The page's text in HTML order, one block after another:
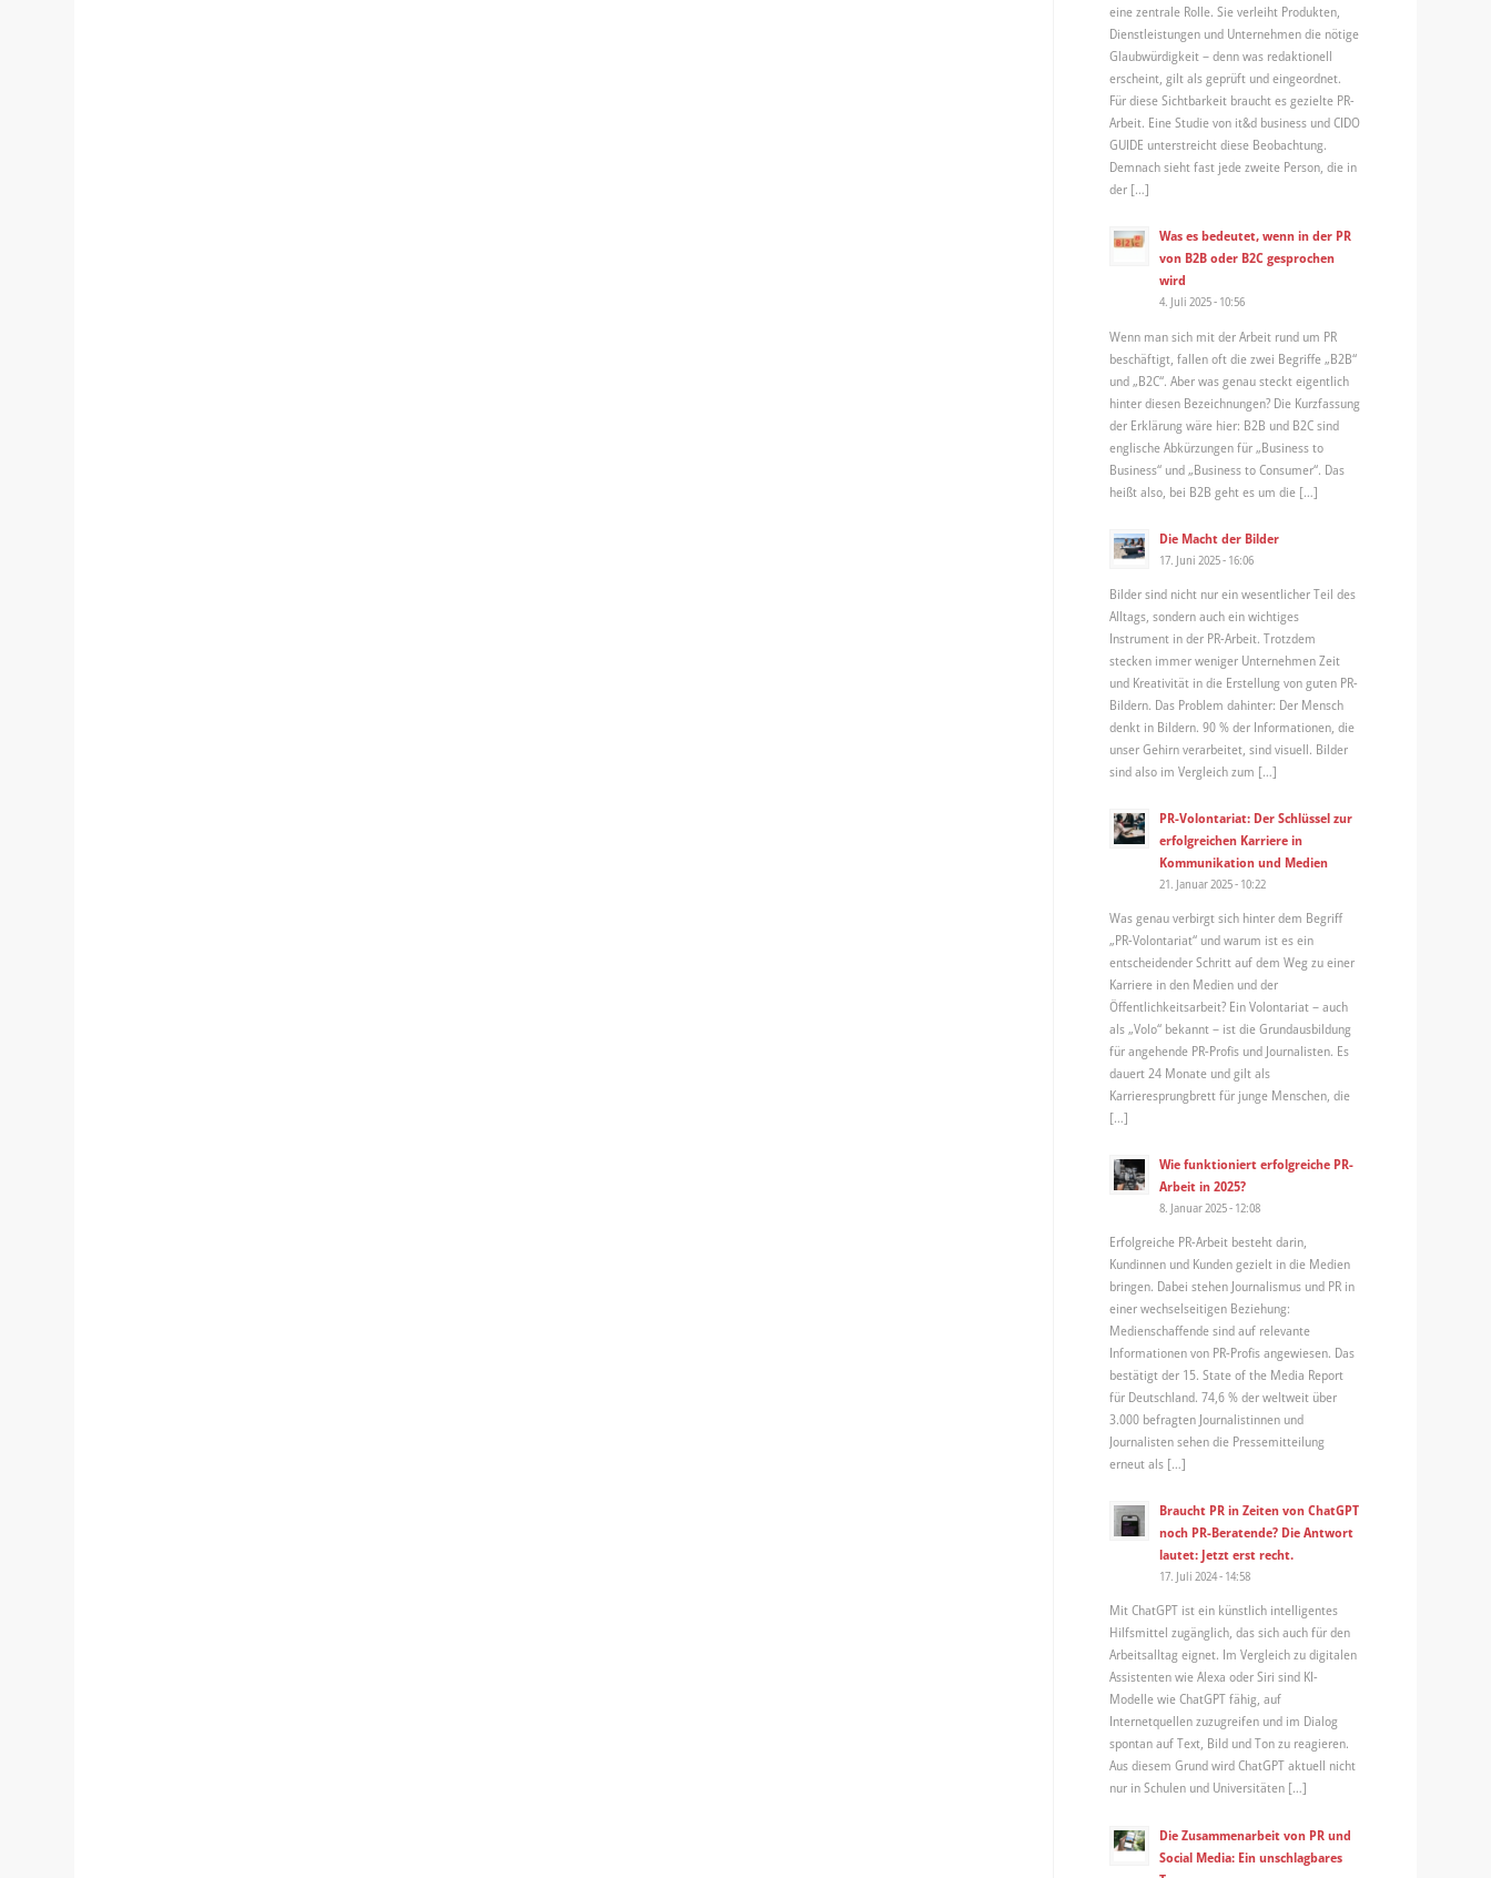
eine zentrale Rolle. Sie verleiht Produkten,
Dienstleistungen und Unternehmen die nötige
Glaubwürdigkeit – denn was redaktionell
erscheint, gilt als geprüft und eingeordnet.
Für diese Sichtbarkeit braucht es gezielte PR-
Arbeit. Eine Studie von it&d business und CIDO
GUIDE unterstreicht diese Beobachtung.
Demnach sieht fast jede zweite Person, die in
der […]
Was es bedeutet, wenn in der PR
von B2B oder B2C gesprochen
wird
4. Juli 2025 - 10:56
Wenn man sich mit der Arbeit rund um PR
beschäftigt, fallen oft die zwei Begriffe „B2B“
und „B2C“. Aber was genau steckt eigentlich
hinter diesen Bezeichnungen? Die Kurzfassung
der Erklärung wäre hier: B2B und B2C sind
englische Abkürzungen für „Business to
Business“ und „Business to Consumer“. Das
heißt also, bei B2B geht es um die […]
Die Macht der Bilder
17. Juni 2025 - 16:06
Bilder sind nicht nur ein wesentlicher Teil des
Alltags, sondern auch ein wichtiges
Instrument in der PR-Arbeit. Trotzdem
stecken immer weniger Unternehmen Zeit
und Kreativität in die Erstellung von guten PR-
Bildern. Das Problem dahinter: Der Mensch
denkt in Bildern. 90 % der Informationen, die
unser Gehirn verarbeitet, sind visuell. Bilder
sind also im Vergleich zum […]
PR-Volontariat: Der Schlüssel zur
erfolgreichen Karriere in
Kommunikation und Medien
21. Januar 2025 - 10:22
Was genau verbirgt sich hinter dem Begriff
„PR-Volontariat“ und warum ist es ein
entscheidender Schritt auf dem Weg zu einer
Karriere in den Medien und der
Öffentlichkeitsarbeit? Ein Volontariat – auch
als „Volo“ bekannt – ist die Grundausbildung
für angehende PR-Profis und Journalisten. Es
dauert 24 Monate und gilt als
Karrieresprungbrett für junge Menschen, die
[…]
Wie funktioniert erfolgreiche PR-
Arbeit in 2025?
8. Januar 2025 - 12:08
Erfolgreiche PR-Arbeit besteht darin,
Kundinnen und Kunden gezielt in die Medien
bringen. Dabei stehen Journalismus und PR in
einer wechselseitigen Beziehung:
Medienschaffende sind auf relevante
Informationen von PR-Profis angewiesen. Das
bestätigt der 15. State of the Media Report
für Deutschland. 74,6 % der weltweit über
3.000 befragten Journalistinnen und
Journalisten sehen die Pressemitteilung
erneut als […]
Braucht PR in Zeiten von ChatGPT
noch PR-Beratende? Die Antwort
lautet: Jetzt erst recht.
17. Juli 2024 - 14:58
Mit ChatGPT ist ein künstlich intelligentes
Hilfsmittel zugänglich, das sich auch für den
Arbeitsalltag eignet. Im Vergleich zu digitalen
Assistenten wie Alexa oder Siri sind KI-
Modelle wie ChatGPT fähig, auf
Internetquellen zuzugreifen und im Dialog
spontan auf Text, Bild und Ton zu reagieren.
Aus diesem Grund wird ChatGPT aktuell nicht
nur in Schulen und Universitäten […]
Die Zusammenarbeit von PR und
Social Media: Ein unschlagbares